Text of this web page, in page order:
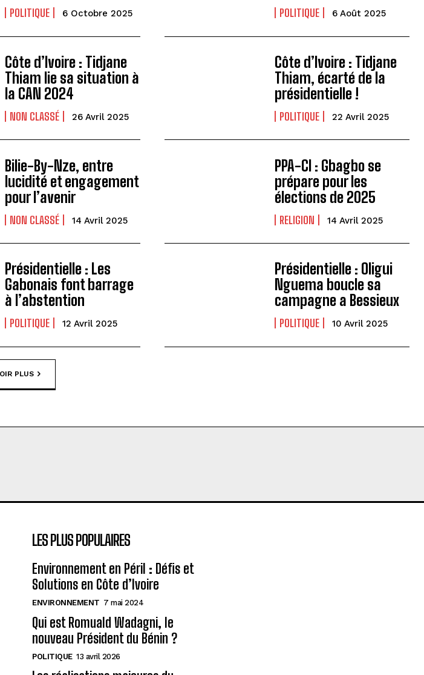
POLITIQUE 6 Octobre 2025 POLITIQUE 6 Août 2025
Côte d’Ivoire : Tidjane
Thiam lie sa situation à
la CAN 2024
NON CLASSÉ 26 Avril 2025
Côte d’Ivoire : Tidjane
Thiam, écarté de la
présidentielle !
POLITIQUE 22 Avril 2025
Bilie-By-Nze, entre
lucidité et engagement
pour l’avenir
NON CLASSÉ 14 Avril 2025
PPA-CI : Gbagbo se
prépare pour les
élections de 2025
RELIGION 14 Avril 2025
Présidentielle : Les
Gabonais font barrage
à l’abstention
POLITIQUE 12 Avril 2025
Présidentielle : Oligui
Nguema boucle sa
campagne a Bessieux
POLITIQUE 10 Avril 2025
PLUS
LES PLUS POPULAIRES
Environnement en Péril : Défis et
Solutions en Côte d’Ivoire
ENVIRONNEMENT 7 mai 2024
Qui est Romuald Wadagni, le
nouveau Président du Bénin ?
POLITIQUE 13 avril 2026